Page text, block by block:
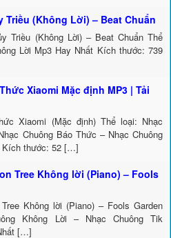
Triều (Không Lời) – Beat Chuẩn
Triều (Không Lời) – Beat Chuẩn Thể
Lời Mp3 Hay Nhất Kích thước: 739
Xiaomi Mặc định MP3 | Tải
Xiaomi (Mặc định) Thể loại: Nhạc
Chuông Báo Thức – Nhạc Chuông
Kích thước: 52 […]
Tree Không lời (Piano) – Fools
Không lời (Piano) – Fools Garden
Không Lời – Nhạc Chuông Tik
[…]